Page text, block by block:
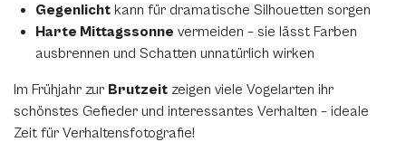
Gegenlicht kann für dramatische Silhouetten sorgen
Harte Mittagssonne vermeiden – sie lässt Farben
ausbrennen und Schatten unnatürlich wirken
Im Frühjahr zur Brutzeit zeigen viele Vogelarten ihr
schönstes Gefieder und interessantes Verhalten – ideale
Zeit für Verhaltensfotografie!